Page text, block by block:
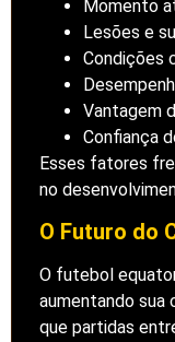
Momento
Lesões e
Condições
Vantagem
Confiança
Esses fatores
no
O Futuro do
O futebol
aumentando sua
que partidas